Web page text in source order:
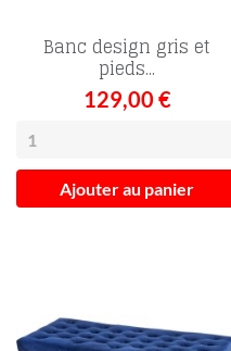
Banc design gris et
pieds...
129,00 €
Ajouter au panier